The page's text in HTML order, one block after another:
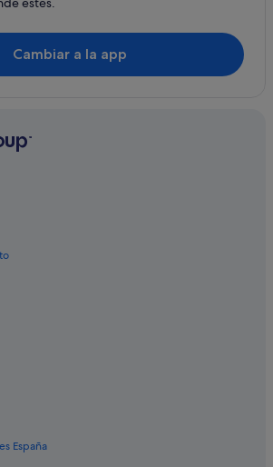
Montauk
Cambiar a la app
España